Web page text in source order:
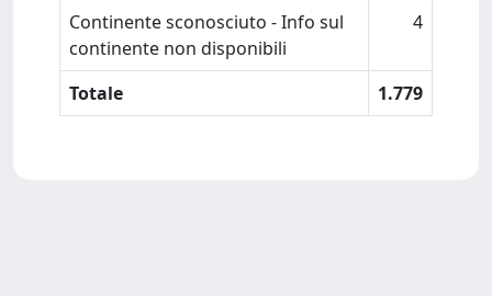
Continente sconosciuto - Info sul
continente non disponibili
4
Totale 1.779